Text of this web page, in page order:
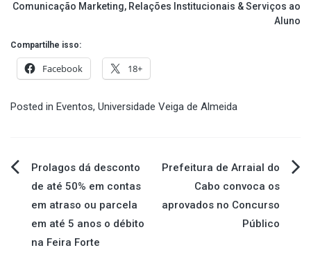
Comunicação Marketing, Relações Institucionais & Serviços ao
Aluno
Compartilhe isso:
Facebook 18+
Posted in Eventos, Universidade Veiga de Almeida
Navegação
de
Post
Prolagos dá desconto
de até 50% em contas
em atraso ou parcela
em até 5 anos o débito
na Feira Forte
Prefeitura de Arraial do
Cabo convoca os
aprovados no Concurso
Público